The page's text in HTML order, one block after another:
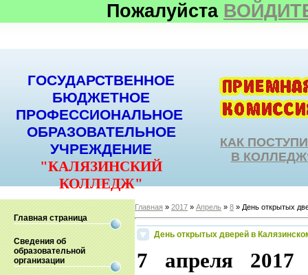
Пожалуйста
ГОСУДАРСТВЕННОЕ
БЮДЖЕТНОЕ
ПРОФЕССИОНАЛЬНОЕ
ОБРАЗОВАТЕЛЬНОЕ
УЧРЕЖДЕНИЕ
"КАЛЯЗИНСКИЙ
КОЛЛЕДЖ"
КАК
В
Главная страница
Сведения об
образовательной
организации
Главная » 2017 » Апрель » 8 » День открытых
День открытых дверей в
7 апреля